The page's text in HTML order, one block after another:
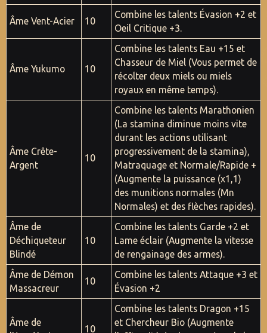
Âme Vent-Acier 10
Combine les talents Évasion +2 et
Oeil Critique +3.
Âme Yukumo 10
Combine les talents Eau +15 et
Chasseur de Miel (Vous permet de
récolter deux miels ou miels
royaux en même temps).
Âme Crête-
Argent
10
Combine les talents Marathonien
(La stamina diminue moins vite
durant les actions utilisant
progressivement de la stamina),
Matraquage et Normale/Rapide +
(Augmente la puissance (x1,1)
des munitions normales (Mn
Normales) et des flèches rapides).
Âme de
Déchiqueteur
Blindé
10
Combine les talents Garde +2 et
Lame éclair (Augmente la vitesse
de rengainage des armes).
Âme de Démon
Massacreur
10
Combine les talents Attaque +3 et
Évasion +2
Âme de
10
Combine les talents Dragon +15
et Chercheur Bio (Augmente